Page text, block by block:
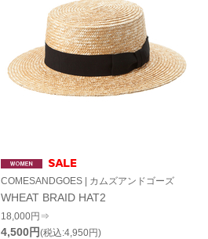
COMESANDGOES | カムズアンドゴーズ
WHEAT BRAID HAT2
18,000円⇒
4,500円(税込:4,950円)